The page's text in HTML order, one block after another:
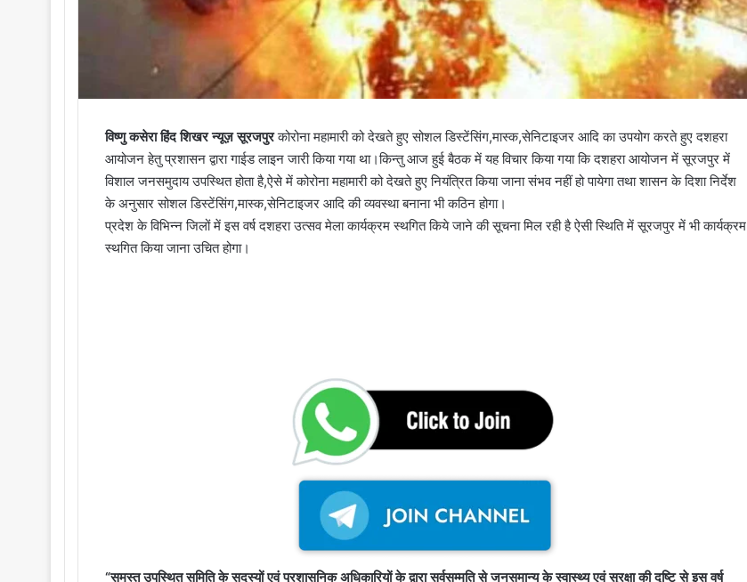
विष्णु कसेरा हिंद शिखर न्यूज़ सूरजपुरकोरोना महामारी को देखते हुए सोशल डिस्टेंसिंग,मास्क,सेनिटाइजर आदि का उपयोग करते हुए दशहरा
आयोजन हेतु प्रशासन द्वारा गाईड लाइन जारी किया गया था।किन्तु आज हुई बैठक में यह विचार किया गया कि दशहरा आयोजन में सूरजपुर में
विशाल जनसमुदाय उपस्थित होता है,ऐसे में कोरोना महामारी को देखते हुए नियंत्रित किया जाना संभव नहीं हो पायेगा तथा शासन के दिशा निर्देश
के अनुसार सोशल डिस्टेंसिंग,मास्क,सेनिटाइजर आदि की व्यवस्था बनाना भी कठिन होगा।
प्रदेश के विभिन्न जिलों में इस वर्ष दशहरा उत्सव मेला कार्यक्रम स्थगित किये जाने की सूचना मिल रही है ऐसी स्थिति में सूरजपुर में भी कार्यक्रम
स्थगित किया जाना उचित होगा।
“समस्त उपस्थित समिति के सदस्यों एवं प्रशासनिक अधिकारियों के द्वारा सर्वसम्मति से जनसमान्य के स्वास्थ्य एवं सुरक्षा की दृष्टि से इस वर्ष